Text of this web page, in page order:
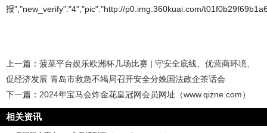
报","new_verify":"4","pic":"http://p0.img.360kuai.com/
上一篇： 菠菜平台娱乐欧洲杯几场比赛 | 守安全底线、优营商环境、
促经济发展 青岛市救急不竭局召开安全分娩国法政企茶话会
下一篇： 2024年宝马会炸金花皇冠网会员网址（www.qizne.com）
相关资讯